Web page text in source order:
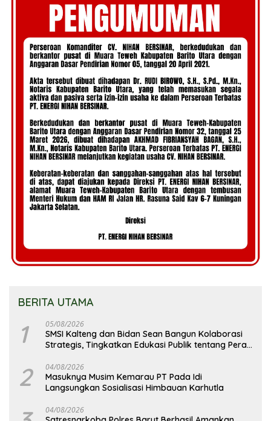
BERITA UTAMA
1 05/08/2026
SMSI Kalteng dan Bidan Sean Bangun Kolaborasi
Strategis, Tingkatkan Edukasi Publik tentang Peran
2 04/08/2026
Masuknya Musim Kemarau PT Pada Idi
Langsungkan Sosialisasi Himbauan Karhutla
04/08/2026